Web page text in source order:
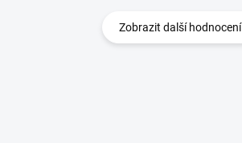
Zobrazit další hodnocení